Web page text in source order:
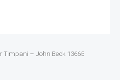
Timpani – John Beck 13665